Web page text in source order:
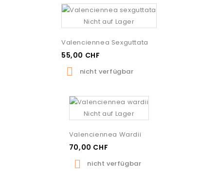
Nicht auf Lager
Valenciennea Sexguttata
55,00 CHF
 nicht verfügbar
Nicht auf Lager
Valenciennea Wardii
70,00 CHF
 nicht verfügbar